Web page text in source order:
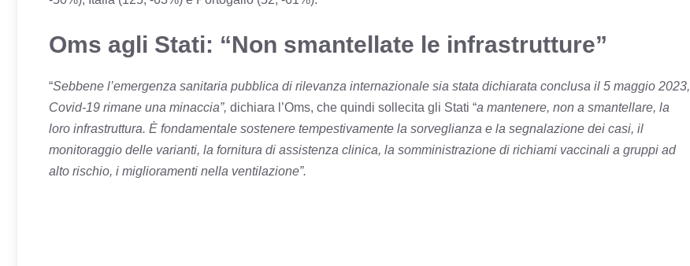
Oms agli Stati: “Non smantellate le infrastrutture”
“Sebbene l’emergenza sanitaria pubblica di rilevanza internazionale sia stata dichiarata conclusa il 5 maggio 2023,
Covid-19 rimane una minaccia”, dichiara l’Oms, che quindi sollecita gli Stati “a mantenere, non a smantellare, la
loro infrastruttura. È fondamentale sostenere tempestivamente la sorveglianza e la segnalazione dei casi, il
monitoraggio delle varianti, la fornitura di assistenza clinica, la somministrazione di richiami vaccinali a gruppi ad
alto rischio, i miglioramenti nella ventilazione”.